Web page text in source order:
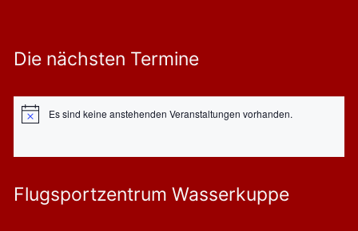
Die nächsten Termine
HinweisEs sind keine anstehenden Veranstaltungen vorhanden.
Flugsportzentrum Wasserkuppe